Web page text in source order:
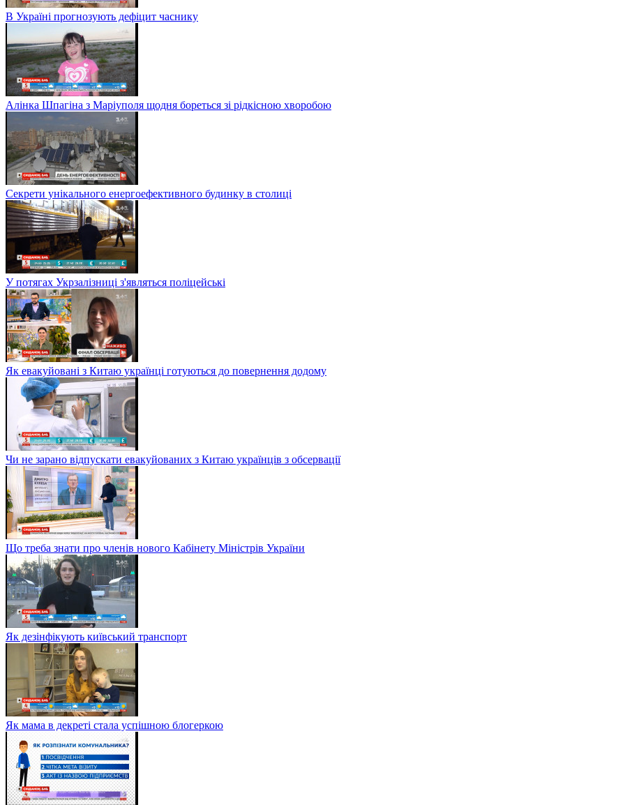
В Україні прогнозують дефіцит часнику
Алінка Шпагіна з Маріуполя щодня бореться зі рідкісною хворобою
Секрети унікального енергоефективного будинку в столиці
У потягах Укрзалізниці з'являться поліцейські
Як евакуйовані з Китаю українці готуються до повернення додому
Чи не зарано відпускати евакуйованих з Китаю українців з обсервації
Що треба знати про членів нового Кабінету Міністрів України
Як дезінфікують київський транспорт
Як мама в декреті стала успішною блогеркою